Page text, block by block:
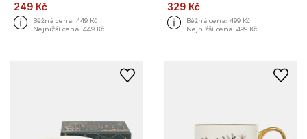
249 Kč
Běžná cena: 449 Kč
Nejnižší cena: 449 Kč
329 Kč
Běžná cena: 499 Kč
Nejnižší cena: 499 Kč